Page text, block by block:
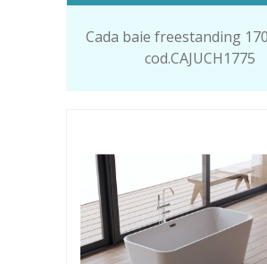
Cada baie freestanding
cod.CAJUCH1775